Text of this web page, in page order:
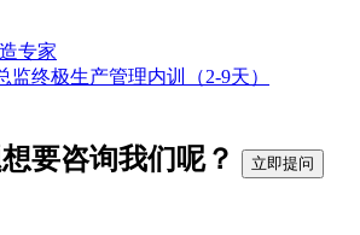
专家
监终极生产管理内训（2-9天）
要咨询我们呢？ 立即提问